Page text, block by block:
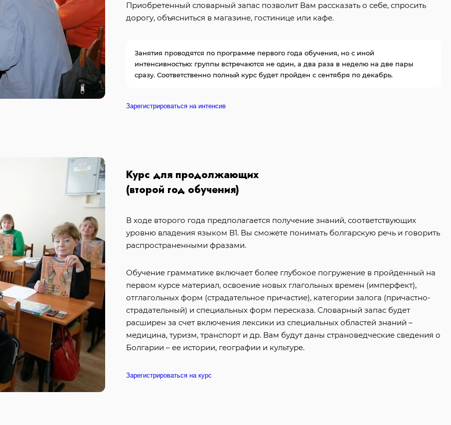
Приобретенный словарный запас позволит Вам рассказать о себе, спросить
дорогу, объясниться в магазине, гостинице или кафе.
Занятия проводятся по программе первого года обучения, но с иной
интенсивностью: группы встречаются не один, а два раза в неделю на две пары
сразу. Соответственно полный курс будет пройден с сентября по декабрь.
Зарегистрироваться на интенсив
Курс для продолжающих
(второй год обучения)
В ходе второго года предполагается получение знаний, соответствующих
уровню владения языком В1. Вы сможете понимать болгарскую речь и говорить
распространенными фразами.
Обучение грамматике включает более глубокое погружение в пройденный на
первом курсе материал, освоение новых глагольных времен (имперфект),
отглагольных форм (страдательное причастие), категории залога (причастно-
страдательный) и специальных форм пересказа. Словарный запас будет
расширен за счет включения лексики из специальных областей знаний –
медицина, туризм, транспорт и др. Вам будут даны страноведческие сведения о
Болгарии – ее истории, географии и культуре.
Зарегистрироваться на курс